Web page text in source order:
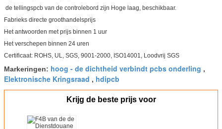
de tellingspcb van de controlebord zijn Hoge laag, beschikbaar.
Fabrieks directe groothandelsprijs
Het antwoorden met prijs binnen 1 uur
Het verschepen binnen 24 uren
Certificaat: ROHS, UL, SGS, 9001-2000, ISO14001, Loodvrij SGS
Markeringen: hoog - de dichtheid verbindt pcbs onderling ,
Elektronische Kringsraad , hdipcb
Krijg de beste prijs voor